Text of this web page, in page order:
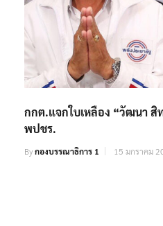
กกต.แจกใบเหลือง “วัฒนา สิ
พปชร.
Byกองบรรณาธิการ 1 15 มกราคม